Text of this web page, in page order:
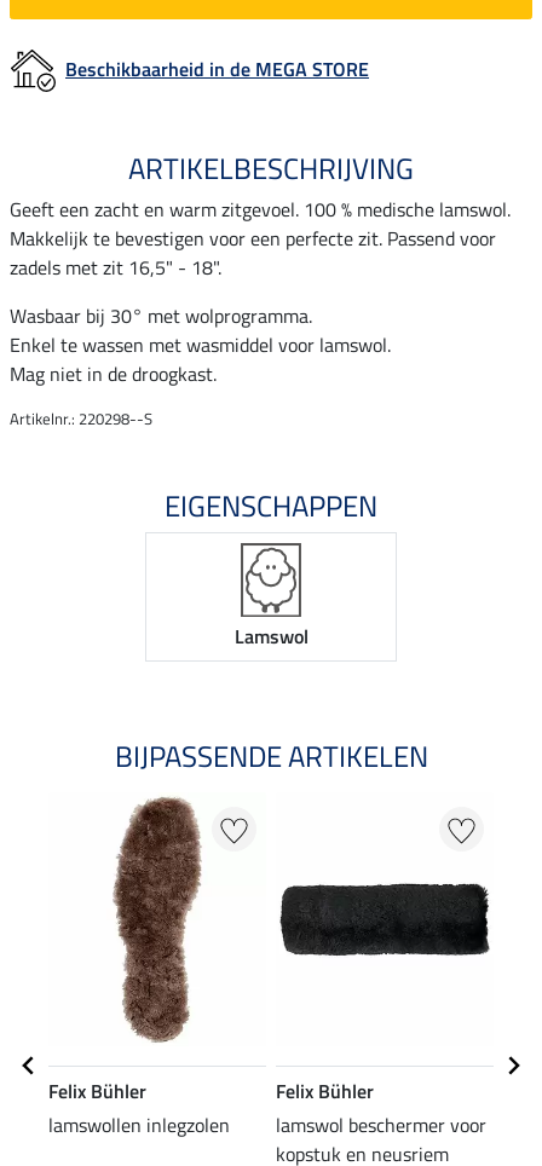
Beschikbaarheid in de MEGA STORE
ARTIKELBESCHRIJVING
Geeft een zacht en warm zitgevoel. 100 % medische lamswol.
Makkelijk te bevestigen voor een perfecte zit. Passend voor
zadels met zit 16,5" - 18".
Wasbaar bij 30° met wolprogramma.
Enkel te wassen met wasmiddel voor lamswol.
Mag niet in de droogkast.
Artikelnr.: 220298--S
EIGENSCHAPPEN
Lamswol
BIJPASSENDE ARTIKELEN
Felix Bühler
lamswollen inlegzolen
Felix Bühler
lamswol beschermer voor
kopstuk en neusriem